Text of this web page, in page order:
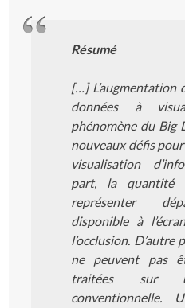
Résumé
[…] L’augmentation
données à
phénomène du Big
nouveaux défis
visualisation
part, la quantité
représenter
disponible à
l’occlusion. D’autre
ne peuvent pas
traitées sur
conventionnelle.